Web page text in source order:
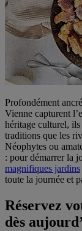
Profondément
Vienne capturent
héritage culturel,
traditions que les
Néophytes ou
: pour démarrer la
magnifiques jardins
toute la journée et
Réservez
dès